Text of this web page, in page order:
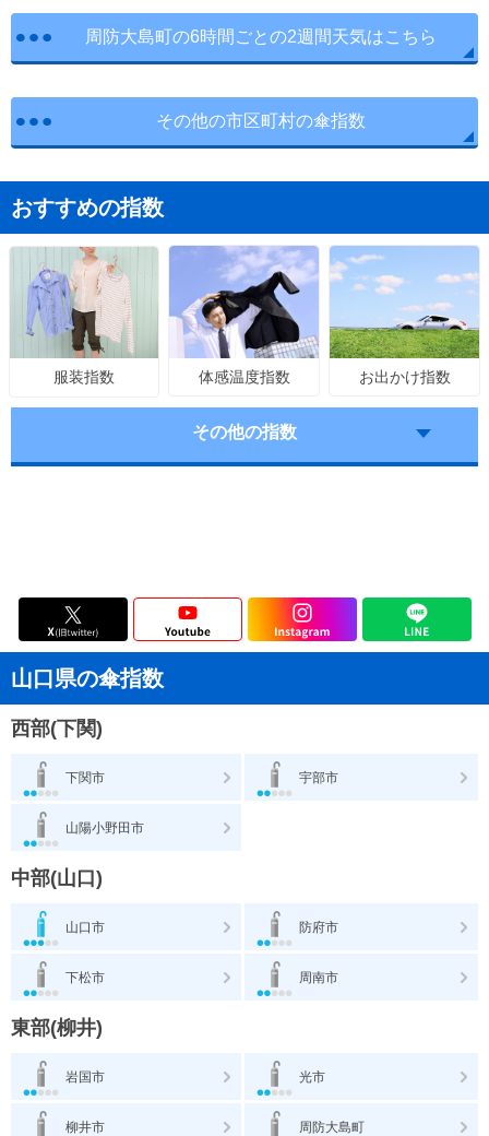
周防大島町の6時間ごとの2週間天気はこちら
その他の市区町村の傘指数
おすすめの指数
服装指数 体感温度指数 お出かけ指数
その他の指数
山口県の傘指数
西部(下関)
下関市 宇部市
山陽小野田市
中部(山口)
山口市 防府市
下松市 周南市
東部(柳井)
岩国市 光市
柳井市 周防大島町